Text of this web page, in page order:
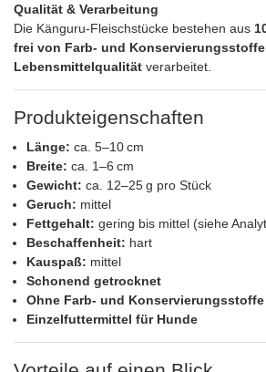
Qualität & Verarbeitung
Die Känguru‑Fleischstücke bestehen aus
frei von Farb‑ und
Lebensmittelqualität verarbeitet.
Produkteigenschaften
Länge: ca. 5–10 cm
Breite: ca. 1–6 cm
Gewicht: ca. 12–25 g pro Stück
Geruch: mittel
Fettgehalt: gering bis mittel (siehe
Beschaffenheit: hart
Kauspaß: mittel
Schonend getrocknet
Ohne Farb‑ und Konservierungsstoffe
Einzelfuttermittel für Hunde